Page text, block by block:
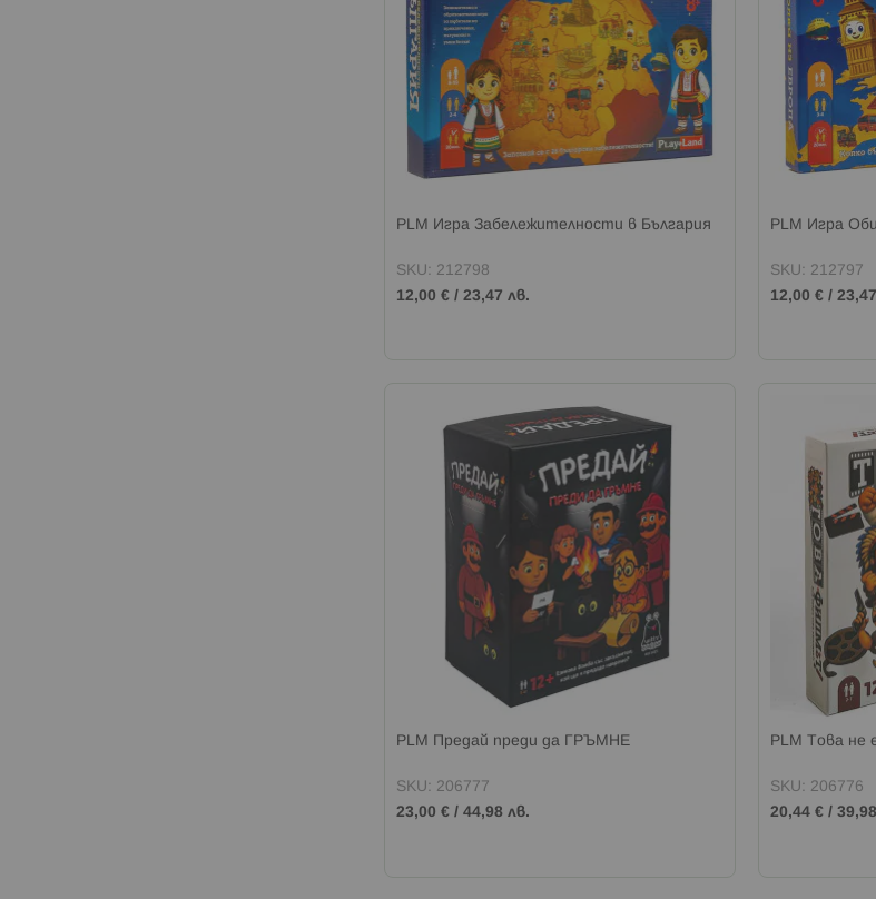
PLM Игра Забележителности в България
SKU: 212798
12,00 € / 23,47 лв.
PLM Игра
SKU: 212797
12,00 € /
PLM Предай преди да ГРЪМНЕ
SKU: 206777
23,00 € / 44,98 лв.
PLM Това не
SKU: 206776
20,44 € /